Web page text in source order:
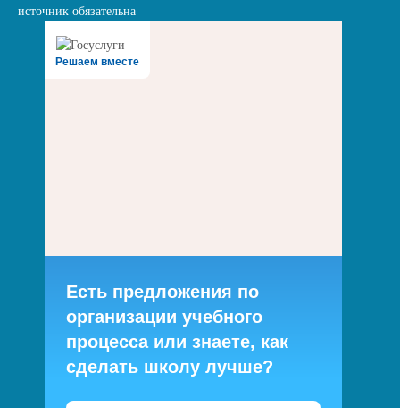
источник обязательна
Решаем вместе
Есть предложения по
организации учебного
процесса или знаете, как
сделать школу лучше?